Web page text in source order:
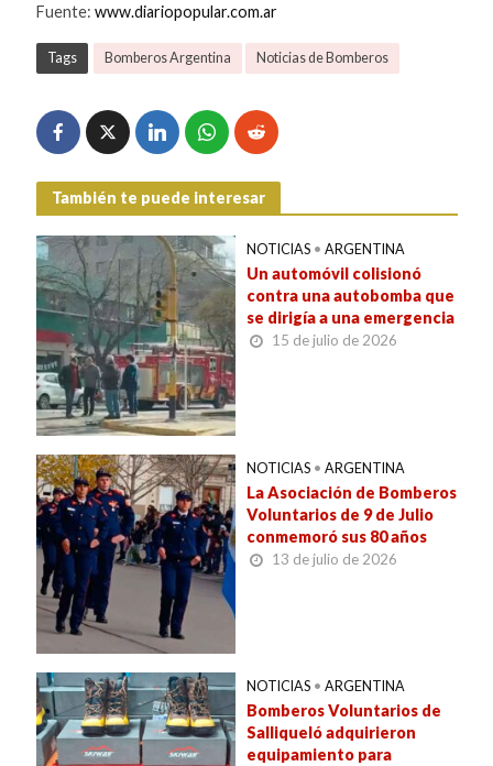
Fuente: www.diariopopular.com.ar
Tags Bomberos Argentina Noticias de Bomberos
También te puede interesar
NOTICIAS • ARGENTINA
Un automóvil colisionó
contra una autobomba que
se dirigía a una emergencia
15 de julio de 2026
NOTICIAS • ARGENTINA
La Asociación de Bomberos
Voluntarios de 9 de Julio
conmemoró sus 80 años
13 de julio de 2026
NOTICIAS • ARGENTINA
Bomberos Voluntarios de
Salliqueló adquirieron
equipamiento para